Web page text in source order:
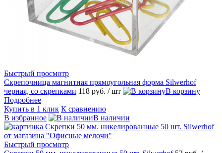
Быстрый просмотр
Скрепочница магнитная прямоугольная форма Silwerhof
черная, со скрепками 118 руб. / шт
В корзину
Подробнее
Купить в 1 клик К сравнению
В избранное
В наличии
Быстрый просмотр